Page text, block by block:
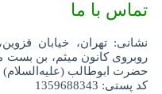
تماس با ما
نشانی: تهران، خیابان
حضرت ابوطالب (علیه‌السلام)
کد پستی: 1359688343